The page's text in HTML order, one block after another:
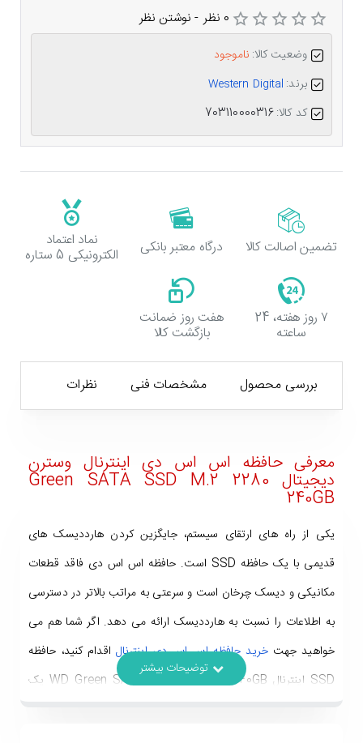
وضعیت کالا: ناموجود
برند: Western Digital
کد کالا:703110000316
0 نظر - نوشتن نظر
تضمین اصالت کالا
۷ روز هفته، 24
ساعته
درگاه معتبر بانکی
هفت روز ضمانت
بازگشت کالا
نماد اعتماد
الکترونیکی 5 ستاره
بررسی محصول مشخصات فنی نظرات
معرفی حافظه اس اس دی اینترنال وسترن
دیجیتال Green SATA SSD M.2 2280
240GB
یکی از راه های ارتقای سیستم، جایگزین کردن هارددیسک های
قدیمی با یک حافظه SSD است. حافظه اس اس دی فاقد قطعات
مکانیکی و دیسک چرخان است و سرعتی به مراتب بالاتر در دسترسی
به اطلاعات را نسبت به هارددیسک ارائه می دهد. اگر شما هم می
خواهید جهتخرید حافظه اس اس دی اینترنال اقدام کنید، حافظه
SSD اینترنال WD Green SATA SSD M.2 2280 240GB یک